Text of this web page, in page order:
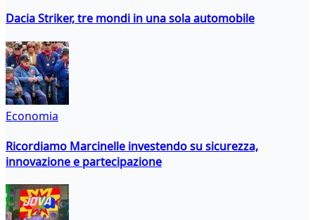
Dacia Striker, tre mondi in una sola automobile
Economia
Ricordiamo Marcinelle investendo su sicurezza,
innovazione e partecipazione